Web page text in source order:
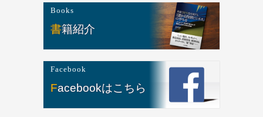
Books
書籍紹介
Facebook
Facebookはこちら